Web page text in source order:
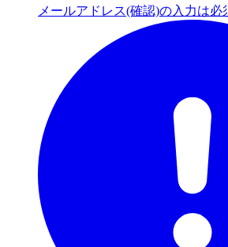
メールアドレス(確認)の入力は必